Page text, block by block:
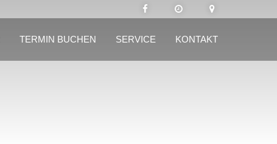
TERMIN BUCHEN SERVICE KONTAKT